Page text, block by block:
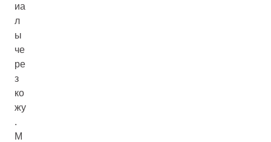
иа
л
ы
че
ре
з
ко
жу
.
М